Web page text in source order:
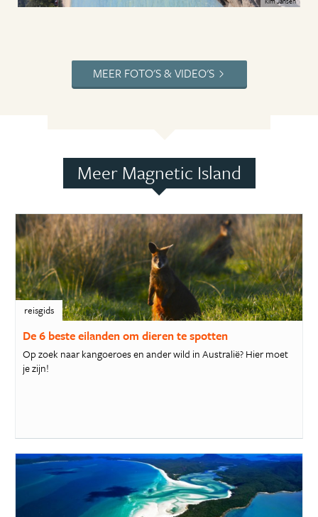
MEER FOTO'S & VIDEO'S
Meer Magnetic Island
reisgids
De 6 beste eilanden om dieren te spotten
Op zoek naar kangoeroes en ander wild in Australië? Hier moet
je zijn!